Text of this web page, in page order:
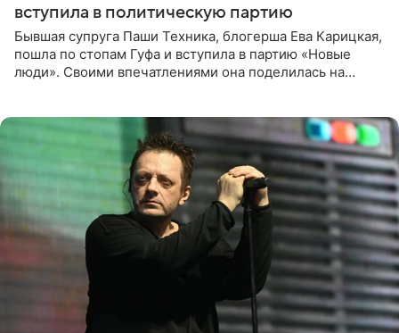
вступила в политическую партию
Бывшая супруга Паши Техника, блогерша Ева Карицкая,
пошла по стопам Гуфа и вступила в партию «Новые
люди». Своими впечатлениями она поделилась на